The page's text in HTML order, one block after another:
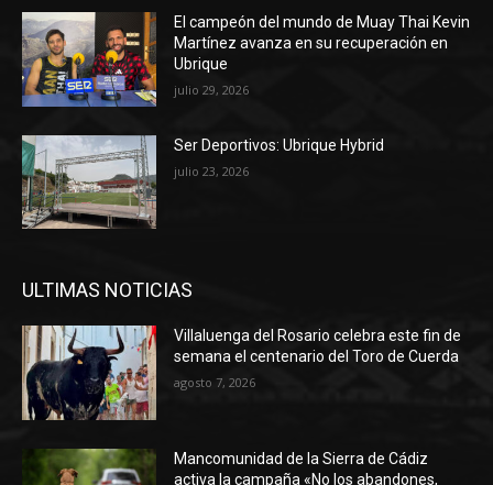
El campeón del mundo de Muay Thai Kevin
Martínez avanza en su recuperación en
Ubrique
julio 29, 2026
Ser Deportivos: Ubrique Hybrid
julio 23, 2026
ULTIMAS NOTICIAS
Villaluenga del Rosario celebra este fin de
semana el centenario del Toro de Cuerda
agosto 7, 2026
Mancomunidad de la Sierra de Cádiz
activa la campaña «No los abandones,